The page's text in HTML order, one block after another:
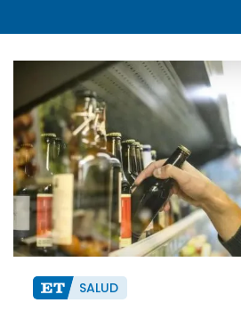
SALUD